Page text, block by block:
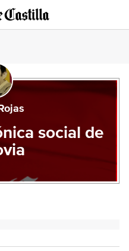
social de